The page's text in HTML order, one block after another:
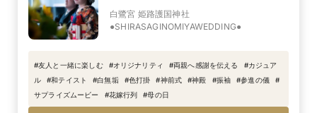
白鷺宮 姫路護国神社
●SHIRASAGINOMIYAWEDDING●
#友人と一緒に楽しむ #オリジナリティ #両親へ感謝を伝える #カジュア
ル
#和テイスト #白無垢 #色打掛 #神前式 #神殿 #振袖 #参進の儀
#
サプライズムービー
#花嫁行列 #母の日